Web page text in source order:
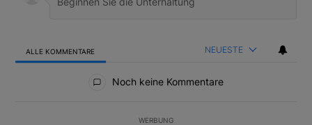
ALLE KOMMENTARE NEUESTE
Noch keine Kommentare
WERBUNG